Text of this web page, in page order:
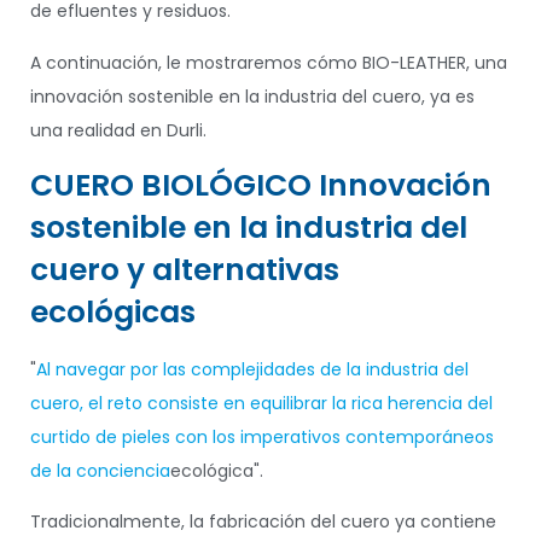
de efluentes y residuos.
A continuación, le mostraremos cómo BIO-LEATHER, una
innovación sostenible en la industria del cuero, ya es
una realidad en Durli.
CUERO BIOLÓGICO Innovación
sostenible en la industria del
cuero y alternativas
ecológicas
"Al navegar por las complejidades de la industria del
cuero, el reto consiste en equilibrar la rica herencia del
curtido de pieles con los imperativos contemporáneos
de la concienciaecológica".
Tradicionalmente, la fabricación del cuero ya contiene